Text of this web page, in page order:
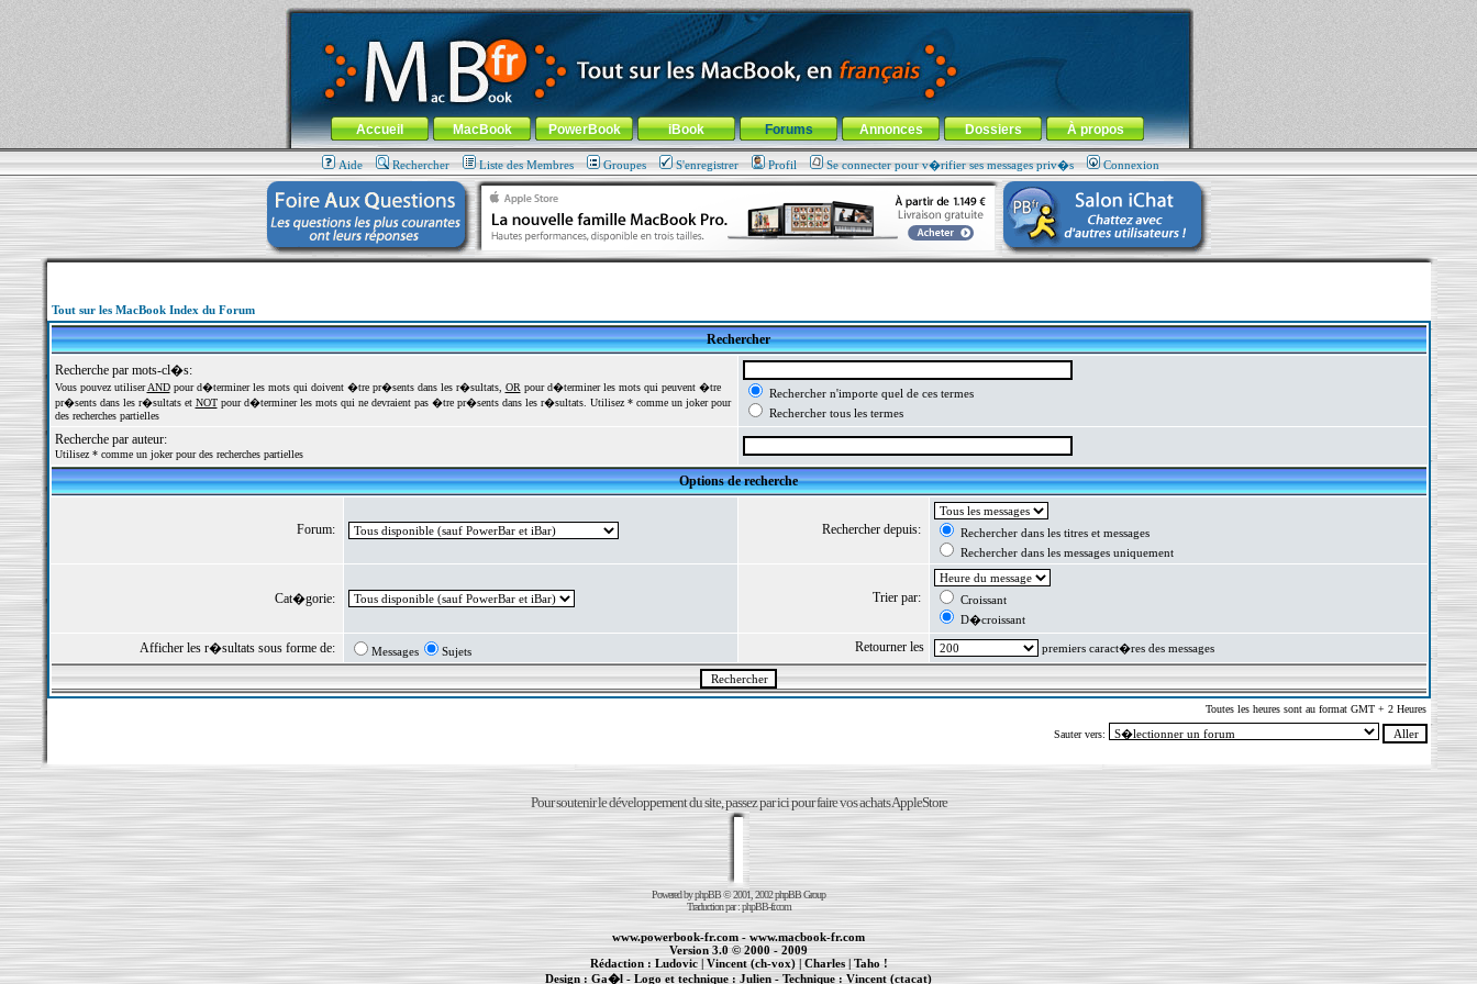
MacBook-fr.com : 100% Apple... 100% nomade !
Aller au contenu-Aller au menu général-Aller au menu de la rubrique
Menu général
Accueil MacBook PowerBook iBook Forums Annonces Dossiers À propos
Aide Rechercher Liste des Membres Groupes S'enregistrer Profil Se connecter pour v�rifier ses messages priv�s Connexion
Tout sur les MacBook Index du Forum
Rechercher
Recherche par mots-cl�s:
Vous pouvez utiliserANDpour d�terminer les mots qui doivent �tre pr�sents dans les r�sultats, OR pour d�terminer les mots qui peuvent �tre
pr�sents dans les r�sultats et NOTpour d�terminer les mots qui ne devraient pas �tre pr�sents dans les r�sultats. Utilisez * comme un joker pour
des recherches partielles
Rechercher n'importe quel de ces termes
Rechercher tous les termes
Recherche par auteur:
Utilisez * comme un joker pour des recherches partielles
Options de recherche
Forum: Rechercher depuis:
Rechercher dans les titres et messages
Rechercher dans les messages uniquement
Cat�gorie: Trier par:
Croissant
D�croissant
Afficher les r�sultats sous forme de: Messages Sujets Retourner les premiers caract�res des messages
Toutes les heures sont au format GMT + 2 Heures
Sauter vers:
Pour soutenir le développement du site, passez par ici pour faire vos achats AppleStore
Powered byphpBB© 2001, 2002 phpBB Group
Traduction par :phpBB-fr.com
www.powerbook-fr.com-www.macbook-fr.com
Version 3.0 © 2000 - 2009
Rédaction :Ludovic| Vincent (ch-vox)|Charles| Taho !
Design : Ga�l - Logo et technique : Julien - Technique :Vincent (ctacat)